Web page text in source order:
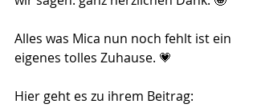
Alles was Mica nun noch fehlt ist ein
eigenes tolles Zuhause. 💗
Hier geht es zu ihrem Beitrag: